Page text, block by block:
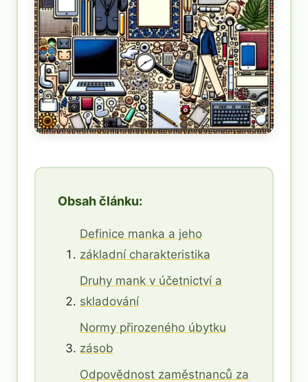
Obsah článku:
Definice manka a jeho
základní charakteristika
Druhy mank v účetnictví a
skladování
Normy přirozeného úbytku
zásob
Odpovědnost zaměstnanců za